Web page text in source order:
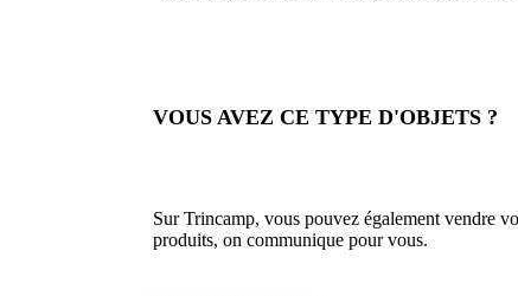
VOUS AVEZ CE TYPE D'OBJETS ?
Sur Trincamp, vous pouvez également vendre
produits, on communique pour vous.